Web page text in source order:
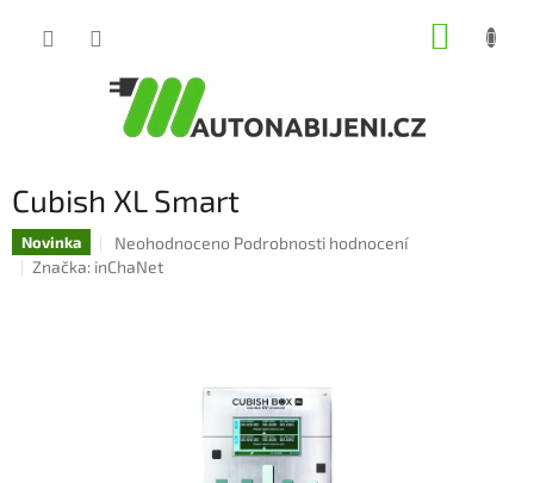
Cubish XL Smart
Novinka
Průměrné
hodnocení
Neohodnoceno Podrobnosti hodnocení
Značka: inChaNet